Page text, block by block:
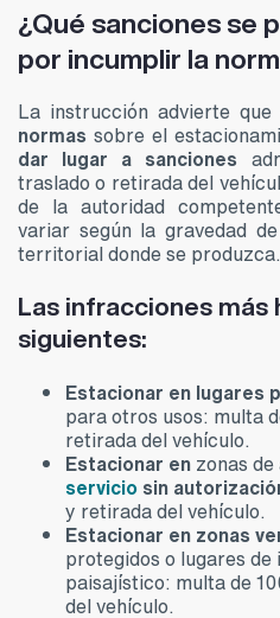
¿Qué sanciones se
por incumplir la
La instrucción advierte que
normas sobre el
dar lugar a sanciones
traslado o retirada del
de la autoridad
variar según la gravedad
territorial donde se produzca.
Las infracciones más
siguientes:
Estacionar en lugares
para otros usos: multa
retirada del vehículo.
Estacionar en zonas
servicio sin
y retirada del vehículo.
Estacionar en zonas
protegidos o lugares
paisajístico: multa de
del vehículo.